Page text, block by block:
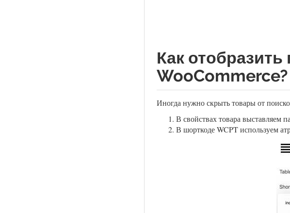
Как
WooCommerce?
Иногда нужно скрыть товары от
В свойствах товара выставляем
В шорткоде WCPT используем